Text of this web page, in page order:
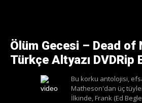
Ölüm Gecesi – Dead of
Türkçe Altyazı DVDRip
Bu korku antolojisi,
Matheson'dan üç
İlkinde, Frank (Ed